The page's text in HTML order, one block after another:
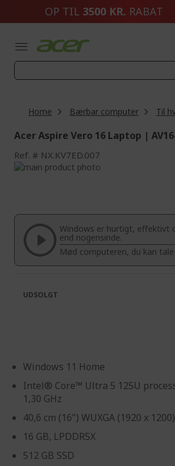
OP TIL 3500 KR. RABAT
Home Bærbar computer Til
Acer Aspire Vero 16 Laptop |
Ref. NX.KV7ED.007
Skip
of
images
gallery
beginning
the
images
gallery
Windows er hurtigt, effektivt
end nogensinde.
Mød computeren, du kan tale
Windows 11 Home
Intel® Core™ Ultra 5 125U
1,30 GHz
40,6 cm (16") WUXGA (1920 x
16 GB, LPDDR5X
512 GB SSD
UDSOLGT